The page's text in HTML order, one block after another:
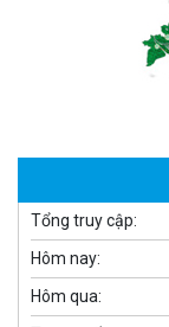
Tổng truy cập:
Hôm nay:
Hôm qua: